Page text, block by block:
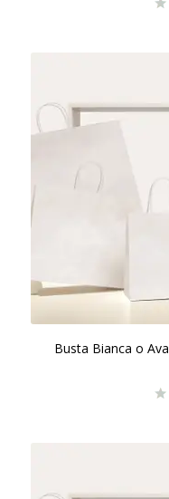
Busta Bianca o